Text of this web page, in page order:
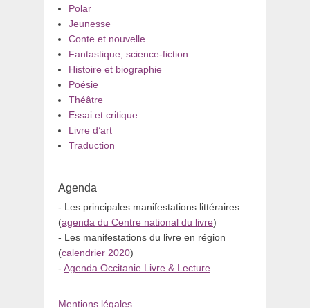
Polar
Jeunesse
Conte et nouvelle
Fantastique, science-fiction
Histoire et biographie
Poésie
Théâtre
Essai et critique
Livre d’art
Traduction
Agenda
- Les principales manifestations littéraires
(agenda du Centre national du livre)
- Les manifestations du livre en région
(calendrier 2020)
- Agenda Occitanie Livre & Lecture
Mentions légales